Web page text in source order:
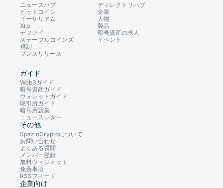
ニュースハブ
ビットコイン
イーサリアム
Xrp
デファイ
ステーブルコインズ
規制
プレスリリース
ディレクトリハブ
企業
人物
製品
暗号資産の求人
イベント
ガイド
Web3ガイド
暗号資産ガイド
ウォレットガイド
取引所ガイド
暗号用語集
ニュースレター
その他
SpazioCryptoについて
お問い合わせ
よくある質問
メンバー登録
無料ウィジェット
免責事項
RSSフィード
企業向け